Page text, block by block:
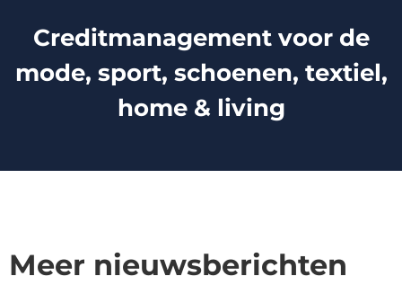
Creditmanagement voor de
mode, sport, schoenen, textiel,
home & living
Meer nieuwsberichten